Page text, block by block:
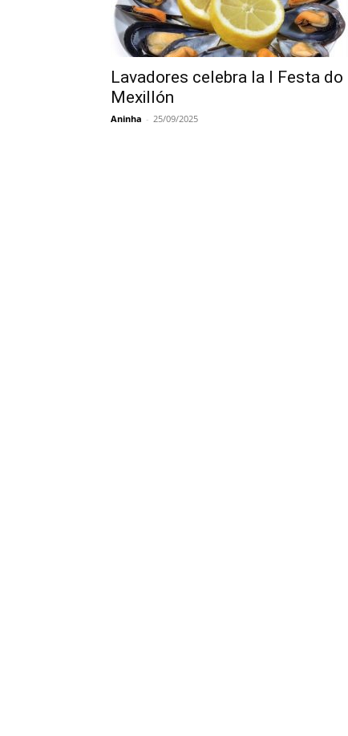
Lavadores celebra la I Festa do
Mexillón
Aninha - 25/09/2025